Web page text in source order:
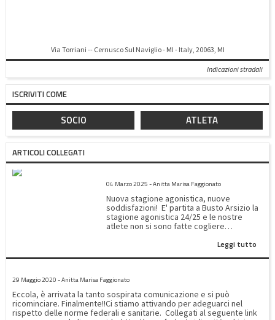
Via Torriani -- Cernusco Sul Naviglio - MI - Italy, 20063, MI
Indicazioni stradali
ISCRIVITI COME
SOCIO ATLETA
ARTICOLI COLLEGATI
04 Marzo 2025 - Anitta Marisa Faggionato
Nuova stagione agonistica, nuove
soddisfazioni! E' partita a Busto Arsizio la
stagione agonistica 24/25 e le nostre
atlete non si sono fatte cogliere
riconoscimenti ottenuti nelle diverse
affrontato la prova in COPPA ITALIA nelle
Greta Fiordalisio: 6º posto - ⁠Maria Vittoria
Nicoli: 8º posto - ⁠Giulia Vailati: 9º posto -
⁠Beatrice Bianco: 10º posto Solo Youth
2011/2012 livello beginners: - Anna Ciaccia:
Leggi tutto
29 Maggio 2020 - Anitta Marisa Faggionato
Eccola, è arrivata la tanto sospirata comunicazione e si può
ricominciare. Finalmente!!Ci stiamo attivando per adeguarci nel
rispetto delle norme federali e sanitarie. Collegati al seguente link